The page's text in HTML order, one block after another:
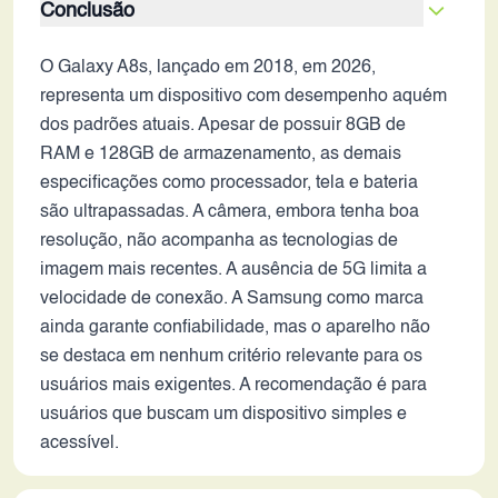
Conclusão
O Galaxy A8s, lançado em 2018, em 2026,
representa um dispositivo com desempenho aquém
dos padrões atuais. Apesar de possuir 8GB de
RAM e 128GB de armazenamento, as demais
especificações como processador, tela e bateria
são ultrapassadas. A câmera, embora tenha boa
resolução, não acompanha as tecnologias de
imagem mais recentes. A ausência de 5G limita a
velocidade de conexão. A Samsung como marca
ainda garante confiabilidade, mas o aparelho não
se destaca em nenhum critério relevante para os
usuários mais exigentes. A recomendação é para
usuários que buscam um dispositivo simples e
acessível.